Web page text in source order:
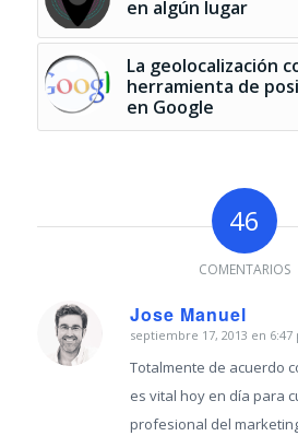
en algún lugar
La geolocalización
herramienta de
en Google
46
COMENTARIOS
Jose Manuel
Dice:
septiembre 17, 2013 en 6:47
Totalmente de acuerdo
es vital hoy en día para
profesional del